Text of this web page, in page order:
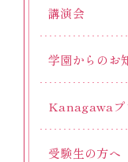
講演会
学園からのお
Kanagawaプ
受験生の方へ